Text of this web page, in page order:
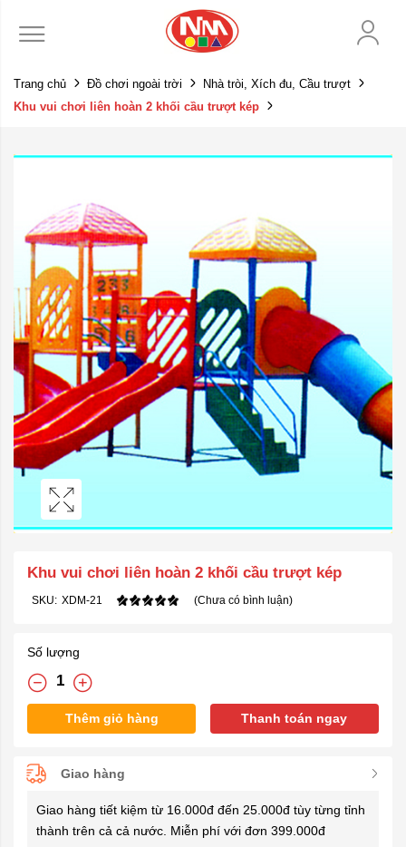
Trang chủ Đồ chơi ngoài trời
Nhà tròi, Xích đu, Cầu trượt
Khu vui chơi liên hoàn 2 khối cầu trượt kép
Khu vui chơi liên hoàn 2 khối cầu trượt kép
SKU: XDM-21 (Chưa có bình luận)
Số lượng
Thêm giỏ hàng Thanh toán ngay
Giao hàng
Giao hàng tiết kiệm từ 16.000đ đến 25.000đ tùy từng tỉnh
thành trên cả cả nước. Miễn phí với đơn 399.000đ